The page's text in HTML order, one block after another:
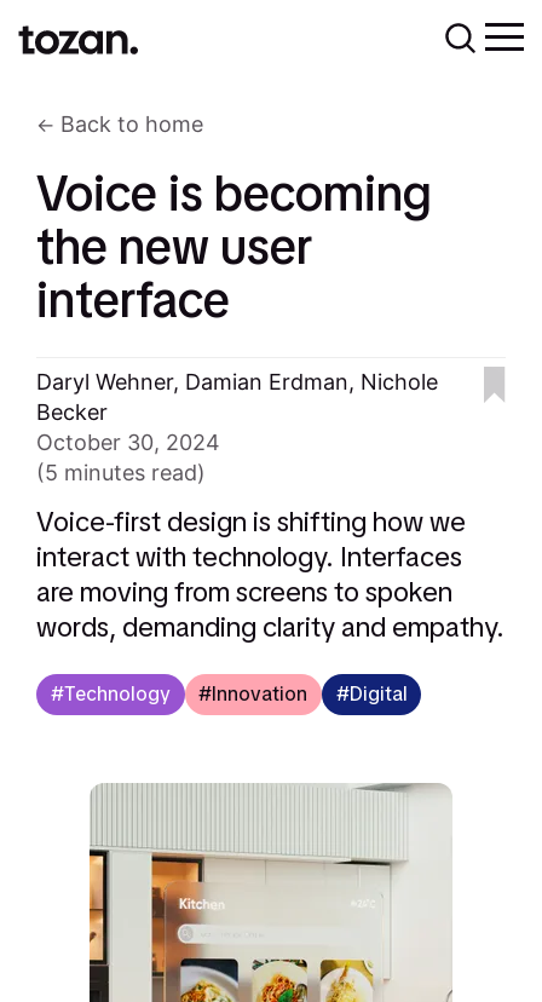
Back to home
Voice is becoming
the new user
interface
Daryl Wehner, Damian Erdman, Nichole
Becker
October 30, 2024
(5 minutes read)
Voice-first design is shifting how we
interact with technology. Interfaces
are moving from screens to spoken
words, demanding clarity and empathy.
Technology Innovation Digital